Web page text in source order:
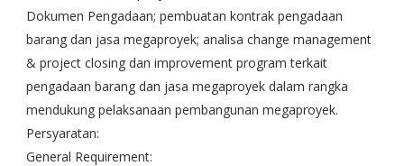
Dokumen Pengadaan; pembuatan kontrak pengadaan
barang dan jasa megaproyek; analisa change management
& project closing dan improvement program terkait
pengadaan barang dan jasa megaproyek dalam rangka
mendukung pelaksanaan pembangunan megaproyek.
Persyaratan:
General Requirement: